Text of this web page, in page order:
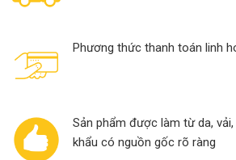
Phương thức thanh toán linh
Sản phẩm được làm từ da,
khẩu có nguồn gốc rõ ràng